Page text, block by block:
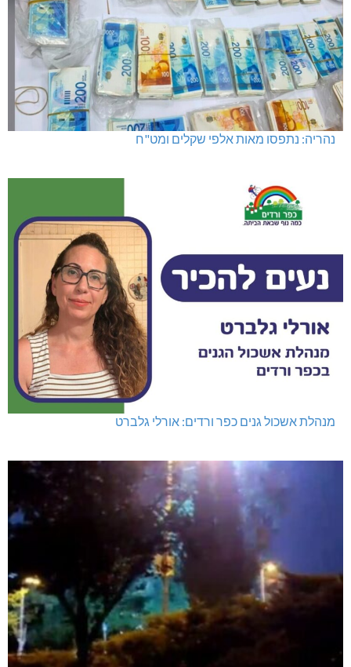
נהריה: נתפסו מאות אלפי שקלים ומט"ח
מנהלת אשכול גנים כפר ורדים: אורלי גלברט